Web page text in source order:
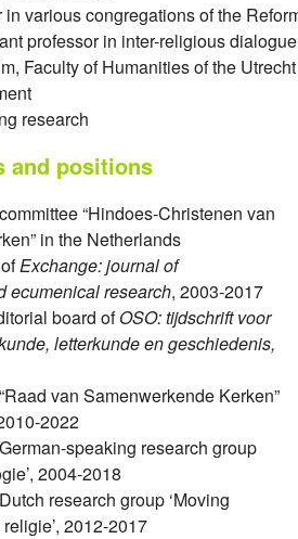
in various congregations of the
professor in inter-religious
Faculty of Humanities of the
research
and positions
“Hindoes-Christenen van
in the Netherlands
Exchange: journal of
ecumenical research, 2003-2017
board ofOSO: tijdschrift voor
letterkunde en geschiedenis,
van Samenwerkende Kerken”
2022
speaking research group
2004-2018
research group ‘Moving
2012-2017